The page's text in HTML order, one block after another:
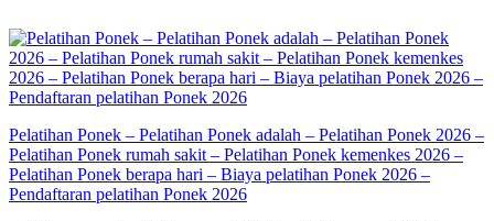
to
content
Pelatihan Ponek – Pelatihan Ponek adalah – Pelatihan Ponek 2026 –
Pelatihan Ponek rumah sakit – Pelatihan Ponek kemenkes 2026 –
Pelatihan Ponek berapa hari – Biaya pelatihan Ponek 2026 –
Pendaftaran pelatihan Ponek 2026